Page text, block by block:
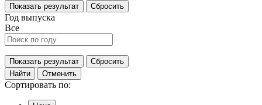
Показать результат Сбросить
Год выпуска
Все
Показать результат
Сбросить
Найти
Отменить
Сортировать по: